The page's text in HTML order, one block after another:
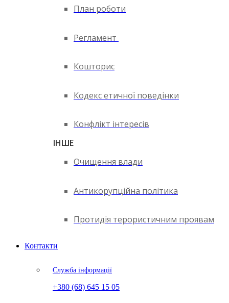
План роботи
Регламент
Кошторис
Кодекс етичної поведінки
Конфлікт інтересів
ІНШЕ
Очищення влади
Антикорупційна політика
Протидія терористичним проявам
Контакти
Служба інформації
+380 (68) 645 15 05